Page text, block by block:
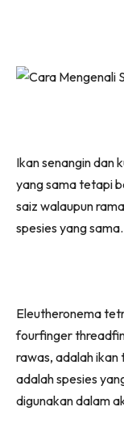
Ikan senangin dan
yang sama tetapi
saiz walaupun
spesies yang sama.
Eleutheronema
fourfinger
rawas, adalah
adalah spesies
digunakan dalam